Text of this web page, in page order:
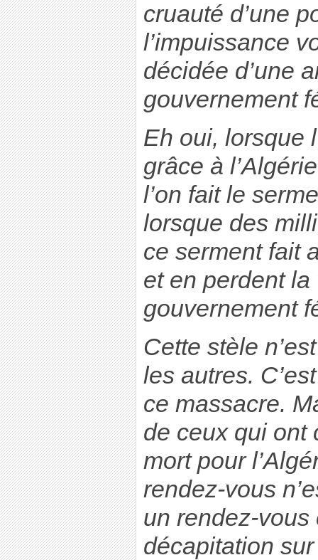
cruauté d’une
l’impuissance
décidée d’une
gouvernement
Eh oui, lorsque
grâce à
l’on fait le
lorsque des
ce serment fait
et en perdent
gouvernement
Cette stèle
les autres.
ce massacre.
de ceux qui ont
mort pour
rendez-vous
un rendez-vous
décapitation